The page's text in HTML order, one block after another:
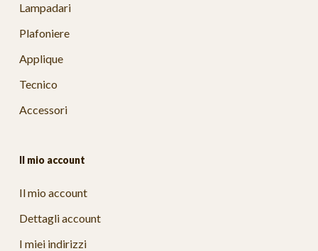
Lampadari
Plafoniere
Applique
Tecnico
Accessori
Il mio account
Il mio account
Dettagli account
I miei indirizzi